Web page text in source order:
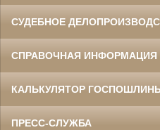
СУДЕБНОЕ
СПРАВОЧНАЯ ИНФОРМАЦИЯ
КАЛЬКУЛЯТОР
ПРЕСС-СЛУЖБА